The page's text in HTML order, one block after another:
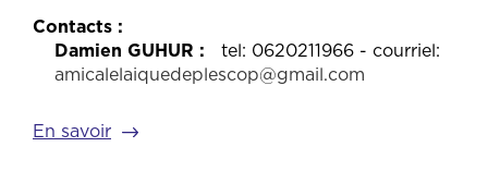
Contacts
Damien GUHUR
tel: 0620211966 - courriel:
amicalelaiquedeplescop@gmail.com
En savoir